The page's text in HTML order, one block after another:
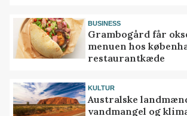
BUSINESS
Grambogård får
menuen hos
restaurantkæde
KULTUR
Australske
vandmangel og